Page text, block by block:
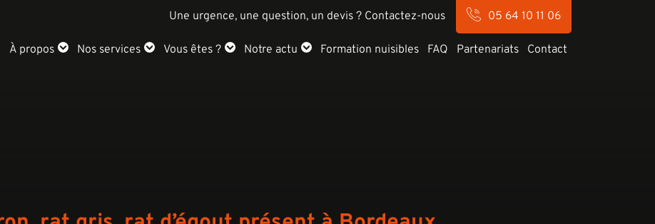
Une urgence, une question, un devis ? Contactez-nous 05 64 10 11 06
À propos Nos services Vous êtes ? Notre actu Formation nuisibles FAQ Partenariats Contact